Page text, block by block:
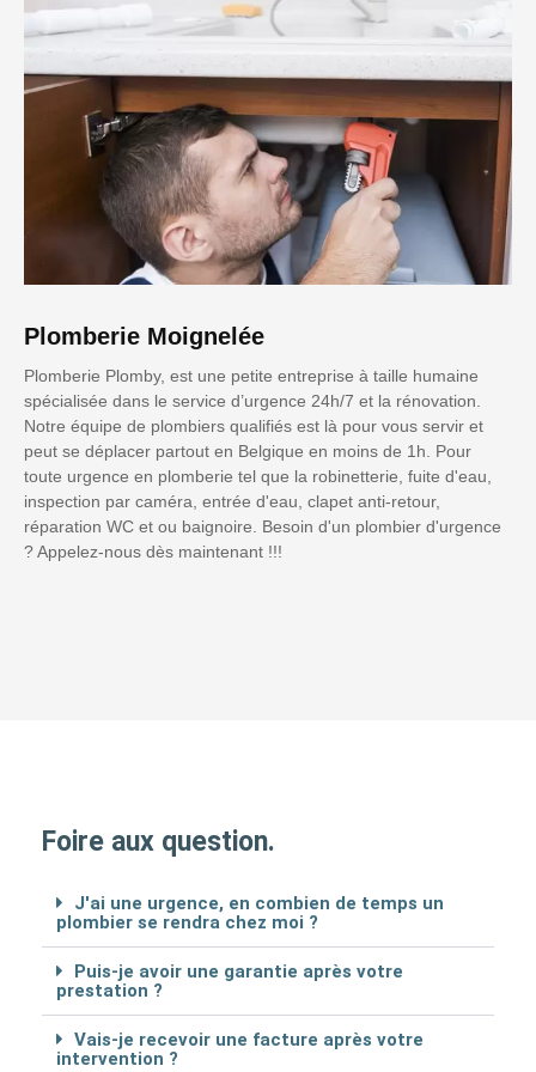
Plomberie Moignelée
Plomberie Plomby, est une petite entreprise à taille humaine
spécialisée dans le service d’urgence 24h/7 et la rénovation.
Notre équipe de plombiers qualifiés est là pour vous servir et
peut se déplacer partout en Belgique en moins de 1h. Pour
toute urgence en plomberie tel que la robinetterie, fuite d'eau,
inspection par caméra, entrée d'eau, clapet anti-retour,
réparation WC et ou baignoire. Besoin d'un plombier d'urgence
? Appelez-nous dès maintenant !!!
Foire aux question.
J'ai une urgence, en combien de temps un
plombier se rendra chez moi ?
Puis-je avoir une garantie après votre
prestation ?
Vais-je recevoir une facture après votre
intervention ?